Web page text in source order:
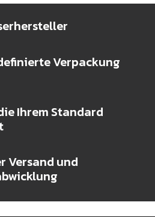
Verpackung
Ihrem Standard
Versand und